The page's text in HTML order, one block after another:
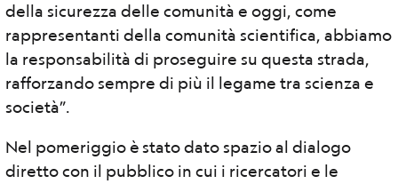
della sicurezza delle comunità e oggi, come
rappresentanti della comunità scientifica, abbiamo
la responsabilità di proseguire su questa strada,
rafforzando sempre di più il legame tra scienza e
società”.
Nel pomeriggio è stato dato spazio al dialogo
diretto con il pubblico in cui i ricercatori e le